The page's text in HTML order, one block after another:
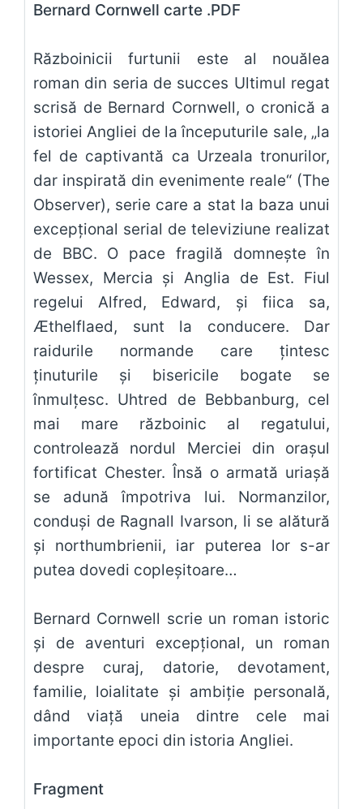
Bernard Cornwell carte .PDF
Războinicii furtunii este al nouălea
roman din seria de succes Ultimul regat
scrisă de Bernard Cornwell, o cronică a
istoriei Angliei de la începuturile sale, „la
fel de captivantă ca Urzeala tronurilor,
dar inspirată din evenimente reale“ (The
Observer), serie care a stat la baza unui
excepţional serial de televiziune realizat
de BBC. O pace fragilă domneşte în
Wessex, Mercia şi Anglia de Est. Fiul
regelui Alfred, Edward, şi fiica sa,
Æthelflaed, sunt la conducere. Dar
raidurile normande care ţintesc
ţinuturile şi bisericile bogate se
înmulţesc. Uhtred de Bebbanburg, cel
mai mare războinic al regatului,
controlează nordul Merciei din oraşul
fortificat Chester. Însă o armată uriaşă
se adună împotriva lui. Normanzilor,
conduşi de Ragnall Ivarson, li se alătură
şi northumbrienii, iar puterea lor s-ar
putea dovedi copleşitoare…
Bernard Cornwell scrie un roman istoric
şi de aventuri excepţional, un roman
despre curaj, datorie, devotament,
familie, loialitate şi ambiţie personală,
dând viaţă uneia dintre cele mai
importante epoci din istoria Angliei.
Fragment